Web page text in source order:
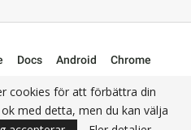
Docs Android
Chrome
cookies för att förbättra din
med detta, men du kan välja